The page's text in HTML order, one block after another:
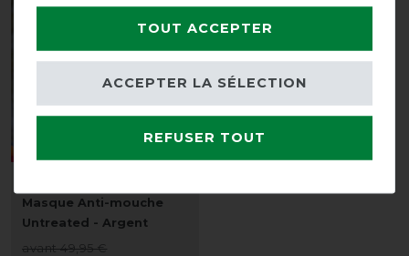
Masque Anti-mouche
Untreated - Argent
avant 49,95 €
TOUT ACCEPTER
REFUSER TOUT
ACCEPTER LA SÉLECTION